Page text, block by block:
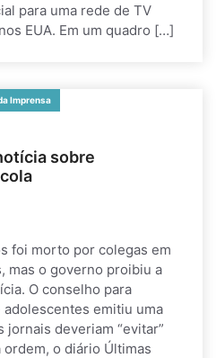
para uma rede de TV
EUA. Em um quadro […]
Imprensa
sobre
foi morto por colegas em
mas o governo proibiu a
O conselho para
emitiu uma
jornais deveriam “evitar”
o diário Últimas